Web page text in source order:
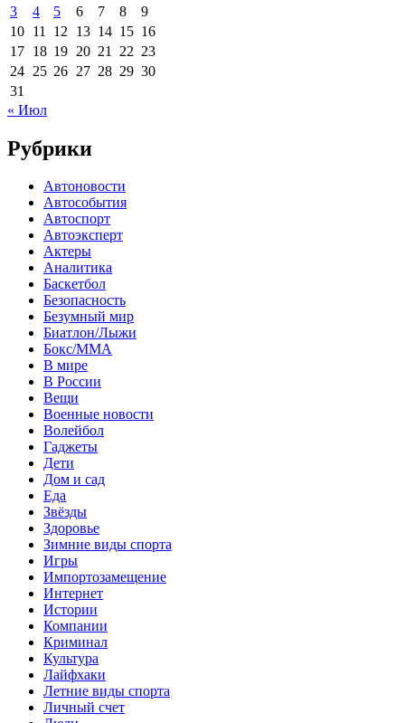
3
4 5 6 7 8
9
10 11 12 13 14 15 16
17 18 19 20 21 22 23
24 25 26 27 28 29 30
31
« Июл
Рубрики
Автоновости
Автособытия
Автоспорт
Автоэксперт
Актеры
Аналитика
Баскетбол
Безопасность
Безумный мир
Биатлон/Лыжи
Бокс/MMA
В мире
В России
Вещи
Военные новости
Волейбол
Гаджеты
Дети
Дом и сад
Еда
Звёзды
Здоровье
Зимние виды спорта
Игры
Импортозамещение
Интернет
Истории
Компании
Криминал
Культура
Лайфхаки
Летние виды спорта
Личный счет